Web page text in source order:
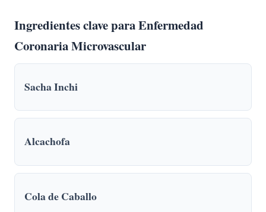
Ingredientes clave para Enfermedad
Coronaria Microvascular
Sacha Inchi
Alcachofa
Cola de Caballo